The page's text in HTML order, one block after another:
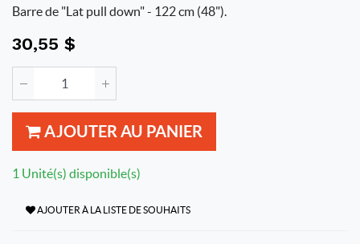
Barre de "Lat pull down" - 122 cm (48").
30,55 $
AJOUTER AU PANIER
1 Unité(s) disponible(s)
AJOUTER À LA LISTE DE SOUHAITS